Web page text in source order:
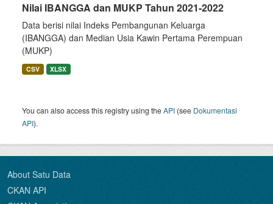
Nilai IBANGGA dan MUKP Tahun 2021-2022
Data berisi nilai Indeks Pembangunan Keluarga
(IBANGGA) dan Median Usia Kawin Pertama Perempuan
(MUKP)
CSV XLSX
You can also access this registry using theAPI (see Dokumentasi
API).
About Satu Data
CKAN API